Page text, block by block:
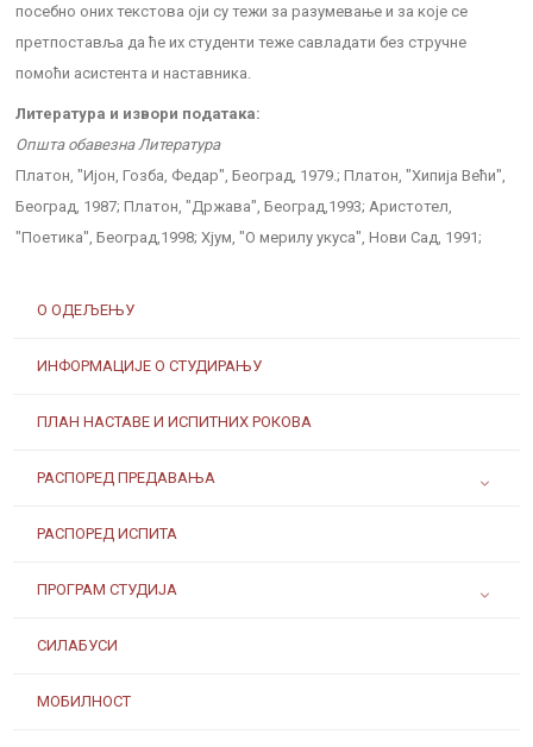
О ОДЕЉЕЊУ
ИНФОРМАЦИЈЕ О СТУДИРАЊУ
ПЛАН НАСТАВЕ И ИСПИТНИХ РОКОВА
РАСПОРЕД ПРЕДАВАЊА
РАСПОРЕД ИСПИТА
ПРОГРАМ СТУДИЈА
СИЛАБУСИ
МОБИЛНОСТ
посебно оних текстова оји су тежи за разумевање и за које се
претпоставља да ће их студенти теже савладати без стручне
помоћи асистента и наставника.
Литература и извори података:
Општа обавезна Литература
Платон, "Ијон, Гозба, Федар", Београд, 1979.; Платон, "Хипија Већи",
Београд, 1987; Платон, "Држава", Београд,1993; Аристотел,
"Поетика", Београд,1998; Хјум, "О мерилу укуса", Нови Сад, 1991;